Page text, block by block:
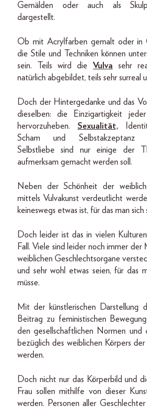
Gemälden oder auch als
dargestellt.
Ob mit Acrylfarben gemalt oder in
die Stile und Techniken können
sein. Teils wird die Vulva sehr
natürlich abgebildet, teils sehr surreal
Doch der Hintergedanke und das
dieselben: die Einzigartigkeit
hervorzuheben. Sexualität,
Scham und Selbstakzeptanz
Selbstliebe sind nur einige der
aufmerksam gemacht werden soll.
Neben der Schönheit der
mittels Vulvakunst verdeutlicht
keineswegs etwas ist, für das man sich
Doch leider ist das in vielen
Fall. Viele sind leider noch immer der
weiblichen Geschlechtsorgane
und sehr wohl etwas seien, für das
müsse.
Mit der künstlerischen Darstellung
Beitrag zu feministischen
den gesellschaftlichen Normen und
bezüglich des weiblichen Körpers
werden.
Doch nicht nur das Körperbild und
Frau sollen mithilfe von dieser
werden. Personen aller